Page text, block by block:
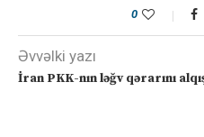
0
Əvvəlki yazı
İran PKK-nın ləğv qərarını